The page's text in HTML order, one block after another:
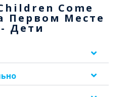
Come
Первом Месте
- Дети